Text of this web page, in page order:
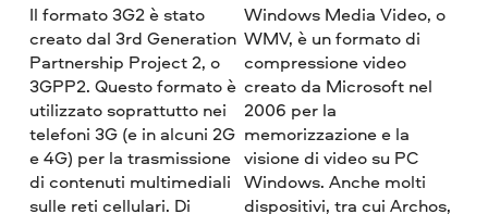
Il formato 3G2 è stato
creato dal 3rd Generation
Partnership Project 2, o
3GPP2. Questo formato è
utilizzato soprattutto nei
telefoni 3G (e in alcuni 2G
e 4G) per la trasmissione
di contenuti multimediali
sulle reti cellulari. Di
Windows Media Video, o
WMV, è un formato di
compressione video
creato da Microsoft nel
2006 per la
memorizzazione e la
visione di video su PC
Windows. Anche molti
dispositivi, tra cui Archos,